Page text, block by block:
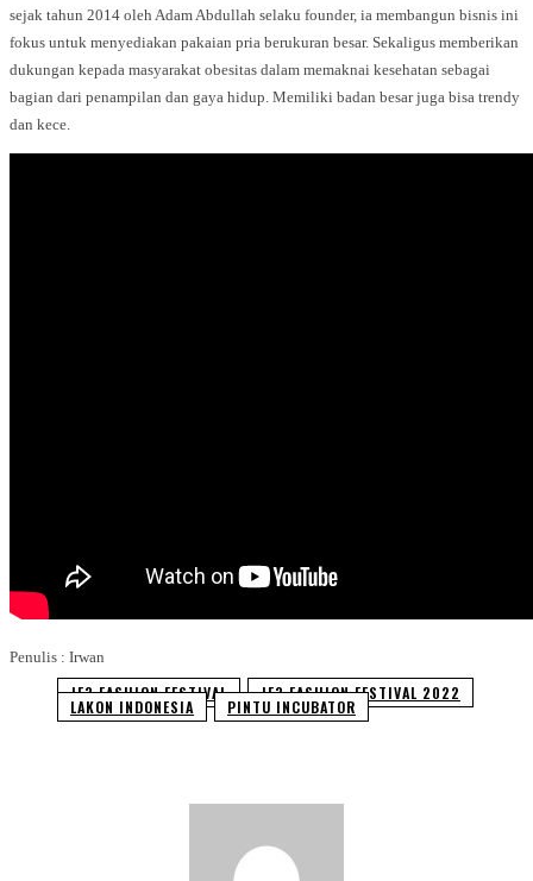
sejak tahun 2014 oleh Adam Abdullah selaku founder, ia membangun bisnis ini
fokus untuk menyediakan pakaian pria berukuran besar. Sekaligus memberikan
dukungan kepada masyarakat obesitas dalam memaknai kesehatan sebagai
bagian dari penampilan dan gaya hidup. Memiliki badan besar juga bisa trendy
dan kece.
Penulis : Irwan
JF3 FASHION FESTIVAL JF3 FASHION FESTIVAL 2022
LAKON INDONESIA PINTU INCUBATOR